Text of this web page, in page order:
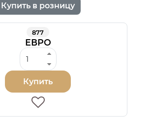
Купить в розницу
877
ЕВРО
Купить